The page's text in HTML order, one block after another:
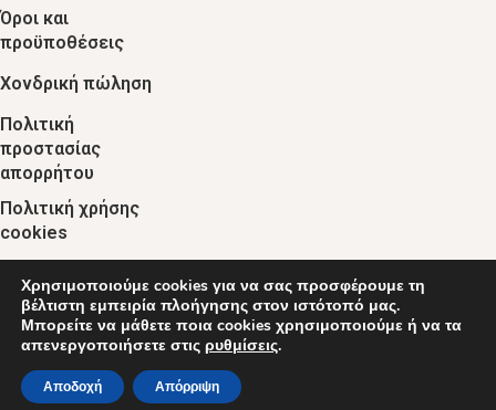
Όροι και
προϋποθέσεις
Χονδρική πώληση
Πολιτική
προστασίας
απορρήτου
Πολιτική χρήσης
cookies
© 2024 :: decobebe.gr
Χρησιμοποιούμε cookies για να σας προσφέρουμε τη
βέλτιστη εμπειρία πλοήγησης στον ιστότοπό μας.
Μπορείτε να μάθετε ποια cookies χρησιμοποιούμε ή να τα
απενεργοποιήσετε στις ρυθμίσεις.
Αποδοχή Απόρριψη